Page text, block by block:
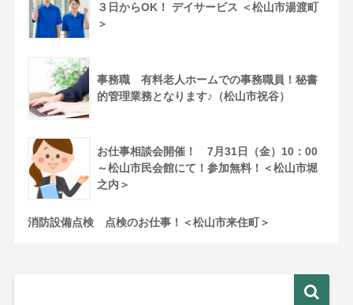
３日からOK！ デイサービス ＜松山市湯渡町
＞
事務職 有料老人ホームでの事務職員！秘書
的管理業務となります♪（松山市祝谷）
お仕事相談会開催！ 7月31日（金）10：00
～松山市民会館にて！参加無料！＜松山市堀
之内＞
消防設備点検 点検のお仕事！＜松山市来住町＞